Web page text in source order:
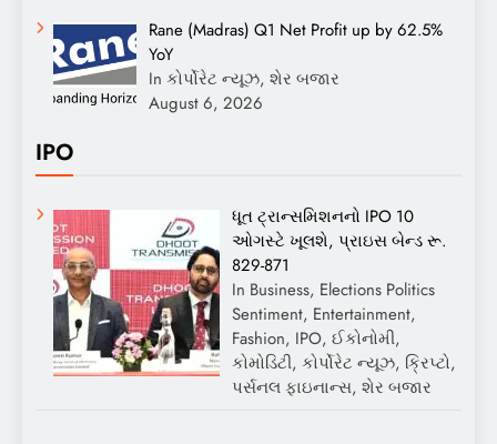
Rane (Madras) Q1 Net Profit up by 62.5%
YoY
In કોર્પોરેટ ન્યૂઝ, શેર બજાર
August 6, 2026
IPO
ધૂત ટ્રાન્સમિશનનો IPO 10
ઓગસ્ટે ખૂલશે, પ્રાઇસ બેન્ડ રૂ.
829-871
In Business, Elections Politics
Sentiment, Entertainment,
Fashion, IPO, ઈકોનોમી,
કોમોડિટી, કોર્પોરેટ ન્યૂઝ, ક્રિપ્ટો,
પર્સનલ ફાઇનાન્સ, શેર બજાર